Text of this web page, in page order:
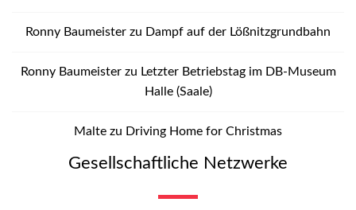
Ronny Baumeister zu Dampf auf der Lößnitzgrundbahn
Ronny Baumeisterzu Letzter Betriebstag im DB-Museum
Halle (Saale)
Malte zu Driving Home for Christmas
Gesellschaftliche Netzwerke